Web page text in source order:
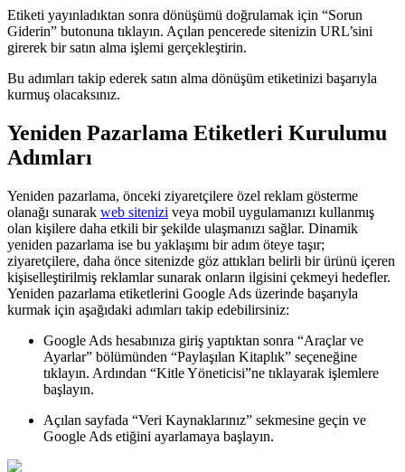
Etiketi yayınladıktan sonra dönüşümü doğrulamak için “Sorun
Giderin” butonuna tıklayın. Açılan pencerede sitenizin URL’sini
girerek bir satın alma işlemi gerçekleştirin.
Bu adımları takip ederek satın alma dönüşüm etiketinizi başarıyla
kurmuş olacaksınız.
Yeniden Pazarlama Etiketleri Kurulumu
Adımları
Yeniden pazarlama, önceki ziyaretçilere özel reklam gösterme
olanağı sunarak web sitenizi veya mobil uygulamanızı kullanmış
olan kişilere daha etkili bir şekilde ulaşmanızı sağlar. Dinamik
yeniden pazarlama ise bu yaklaşımı bir adım öteye taşır;
ziyaretçilere, daha önce sitenizde göz attıkları belirli bir ürünü içeren
kişiselleştirilmiş reklamlar sunarak onların ilgisini çekmeyi hedefler.
Yeniden pazarlama etiketlerini Google Ads üzerinde başarıyla
kurmak için aşağıdaki adımları takip edebilirsiniz:
Google Ads hesabınıza giriş yaptıktan sonra “Araçlar ve
Ayarlar” bölümünden “Paylaşılan Kitaplık” seçeneğine
tıklayın. Ardından “Kitle Yöneticisi”ne tıklayarak işlemlere
başlayın.
Açılan sayfada “Veri Kaynaklarınız” sekmesine geçin ve
Google Ads etiğini ayarlamaya başlayın.